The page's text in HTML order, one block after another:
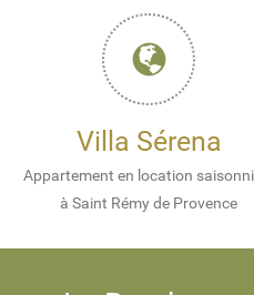
Villa Sérena
Appartement en location
à Saint Rémy de Provence